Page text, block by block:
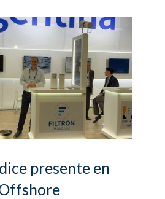
presente en